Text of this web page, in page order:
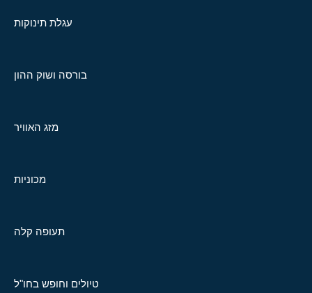
עגלת תינוקות
בורסה ושוק ההון
מזג האוויר
מכוניות
תעופה קלה
טיולים וחופש בחו"ל